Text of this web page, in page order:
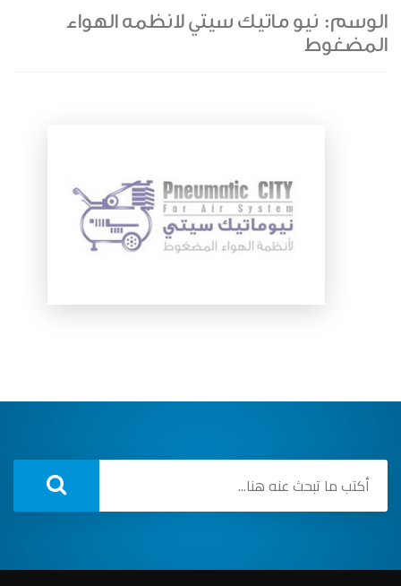
الوسم: نيو ماتيك سيتي لانظمه الهواء
المضغوط